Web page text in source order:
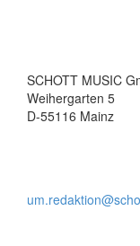
SCHOTT MUSIC
Weihergarten 5
D-55116 Mainz